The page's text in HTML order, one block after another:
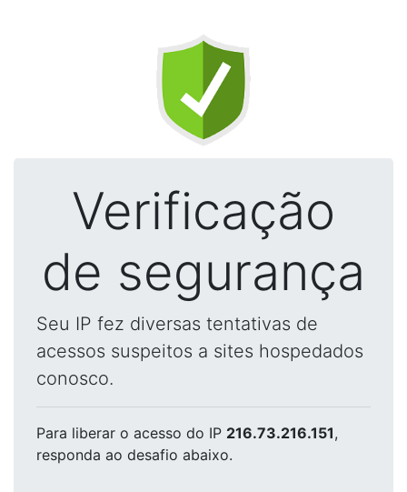
Verificação
de segurança
Seu IP fez diversas tentativas de
acessos suspeitos a sites hospedados
conosco.
Para liberar o acesso do IP 216.73.216.151,
responda ao desafio abaixo.